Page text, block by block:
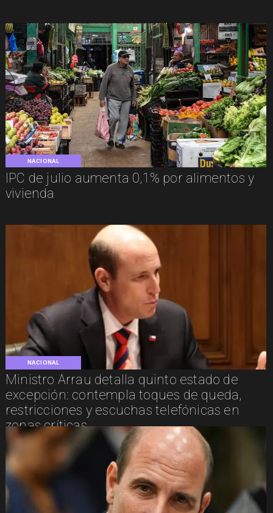
NACIONAL
IPC de julio aumenta 0,1% por alimentos y
vivienda
NACIONAL
Ministro Arrau detalla quinto estado de
excepción: contempla toques de queda,
restricciones y escuchas telefónicas en
zonas críticas